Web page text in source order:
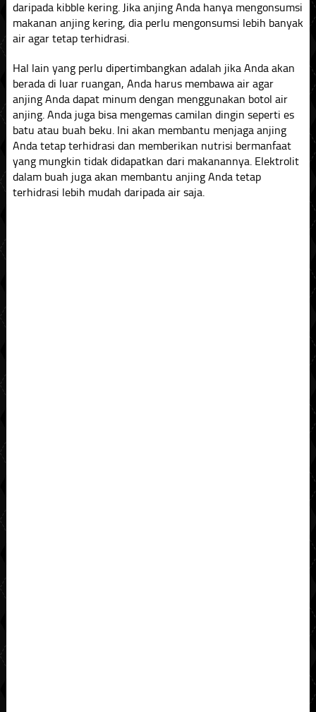
daripada kibble kering. Jika anjing Anda hanya mengonsumsi
makanan anjing kering, dia perlu mengonsumsi lebih banyak
air agar tetap terhidrasi.
Hal lain yang perlu dipertimbangkan adalah jika Anda akan
berada di luar ruangan, Anda harus membawa air agar
anjing Anda dapat minum dengan menggunakan botol air
anjing. Anda juga bisa mengemas camilan dingin seperti es
batu atau buah beku. Ini akan membantu menjaga anjing
Anda tetap terhidrasi dan memberikan nutrisi bermanfaat
yang mungkin tidak didapatkan dari makanannya. Elektrolit
dalam buah juga akan membantu anjing Anda tetap
terhidrasi lebih mudah daripada air saja.